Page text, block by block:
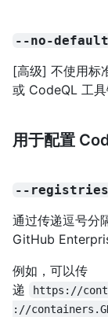
--no-
[高级] 不使用标
或 CodeQL 工具
用于配置
--
通过传递逗号
GitHub
例如，可以传
递
https://
://